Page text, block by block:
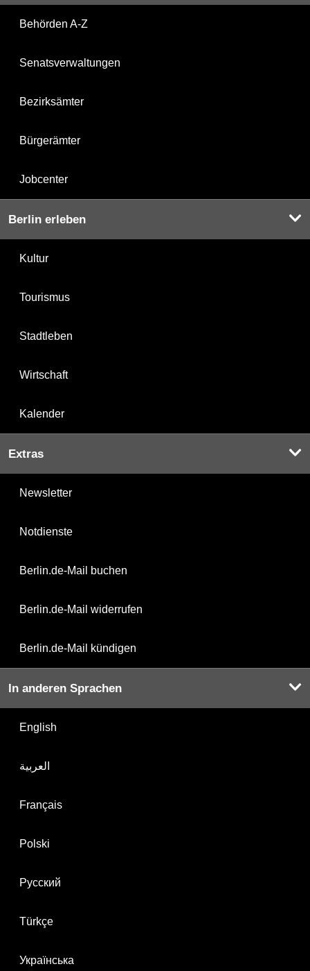
Behörden A-Z
Senatsverwaltungen
Bezirksämter
Bürgerämter
Jobcenter
Berlin erleben
Kultur
Tourismus
Stadtleben
Wirtschaft
Kalender
Extras
Newsletter
Notdienste
Berlin.de-Mail buchen
Berlin.de-Mail widerrufen
Berlin.de-Mail kündigen
In anderen Sprachen
English
العربية
Français
Polski
Русский
Türkçe
Українська